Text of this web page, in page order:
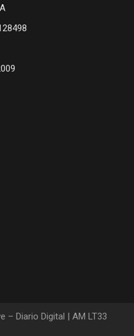
– Diario Digital | AM LT33